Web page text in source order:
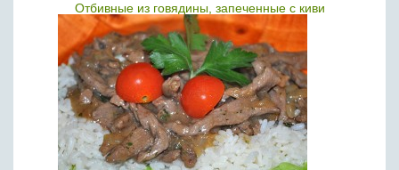
Отбивные из говядины, запеченные с киви